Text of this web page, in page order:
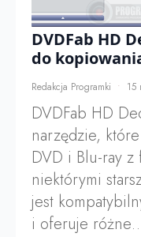
DVDFab HD
do
Redakcja Programki 15
DVDFab HD
narzędzie,
DVD i Blu-ray
niektórymi
jest
i oferuje